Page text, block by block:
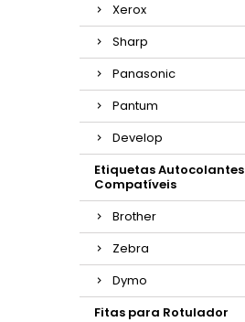
Xerox
Sharp
Panasonic
Pantum
Develop
Etiquetas Autocolantes
Compatíveis
Brother
Zebra
Dymo
Fitas para Rotulador